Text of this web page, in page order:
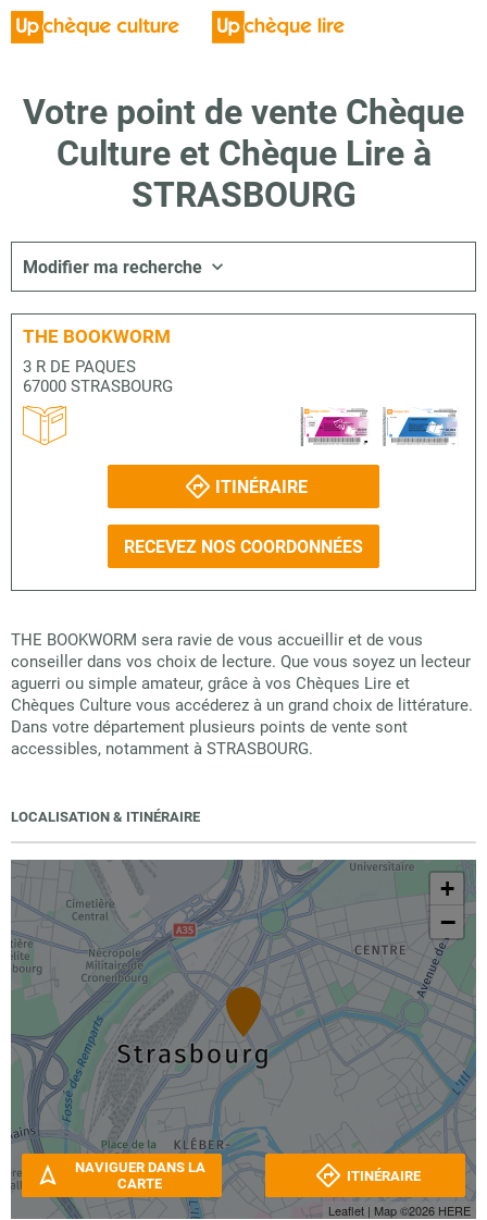
Votre point de vente Chèque
Culture et Chèque Lire à
STRASBOURG
Modifier ma recherche
THE BOOKWORM
3 R DE PAQUES
67000 STRASBOURG
ITINÉRAIRE
RECEVEZ NOS COORDONNÉES
THE BOOKWORM sera ravie de vous accueillir et de vous
conseiller dans vos choix de lecture. Que vous soyez un lecteur
aguerri ou simple amateur, grâce à vos Chèques Lire et
Chèques Culture vous accéderez à un grand choix de littérature.
Dans votre département plusieurs points de vente sont
accessibles, notamment à STRASBOURG.
LOCALISATION & ITINÉRAIRE
+
−
Leaflet | Map ©2026 HERE
NAVIGUER DANS LA
CARTE
ITINÉRAIRE